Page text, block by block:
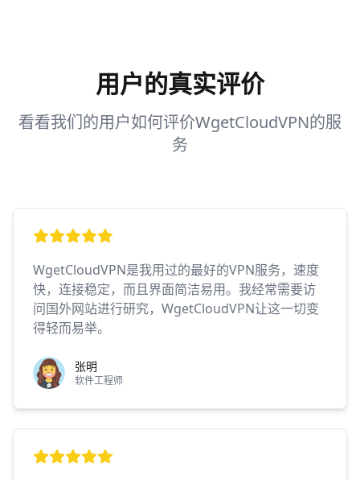
用户的真实评价
看看我们的用户如何评价WgetCloudVPN的服
务
WgetCloudVPN是我用过的最好的VPN服务，速度
快，连接稳定，而且界面简洁易用。我经常需要访
问国外网站进行研究，WgetCloudVPN让这一切变
得轻而易举。
张明
软件工程师